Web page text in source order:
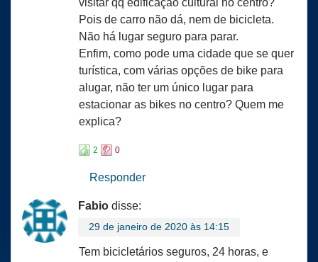
visitar qq edificação cultural no centro?
Pois de carro não dá, nem de bicicleta.
Não há lugar seguro para parar.
Enfim, como pode uma cidade que se quer
turística, com várias opções de bike para
alugar, não ter um único lugar para
estacionar as bikes no centro? Quem me
explica?
2 0
Responder
Fabio disse:
29 de janeiro de 2020 às 14:15
Tem bicicletários seguros, 24 horas, e